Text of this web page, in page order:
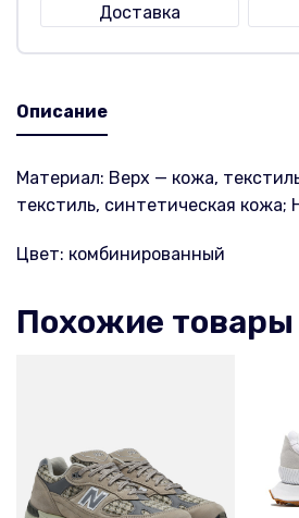
Доставка
Описание
Материал: Верх — кожа,
текстиль, синтетическая кожа;
Цвет: комбинированный
Похожие товары